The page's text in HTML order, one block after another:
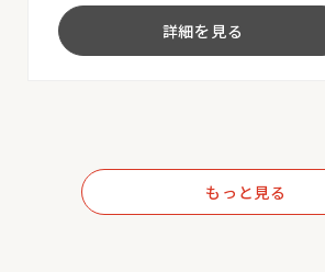
詳細を見る
もっと見る